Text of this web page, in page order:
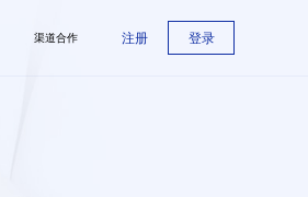
渠道合作 注册 登录